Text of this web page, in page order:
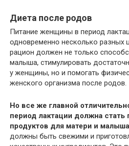
Диета после родов
Питание женщины в период
одновременно несколько разных
рацион должен не только
малыша, стимулировать
у женщины, но и помогать
женского организма после родов.
Но все же главной
период лактации должна стать
продуктов для матери и
должны быть свежими и